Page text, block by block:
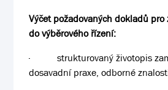
Výčet požadovaných dokladů pro
do výběrového řízení:
·
strukturovaný životopis
dosavadní praxe, odborné